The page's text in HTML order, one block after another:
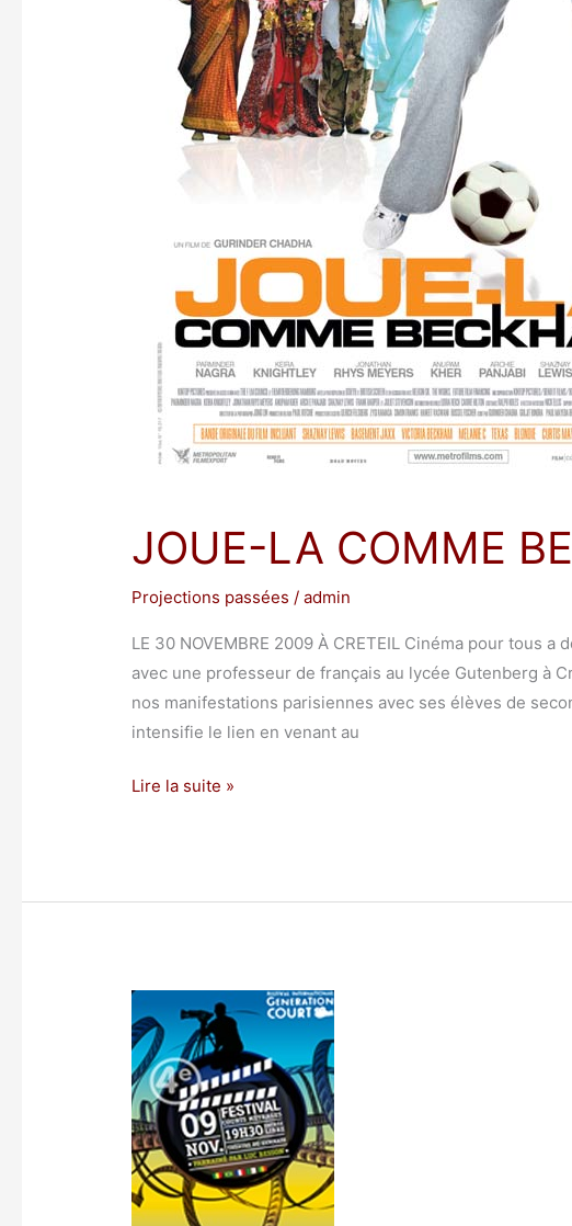
JOUE-LA COMME
Projections passées /admin
LE 30 NOVEMBRE 2009 À CRETEIL Cinéma pour tous
avec une professeur de français au lycée Gutenberg à
nos manifestations parisiennes avec ses élèves de
intensifie le lien en venant au
Lire la suite »
CINÉMA
POUR
TOUS
AU
« FESTIVAL
INTERNATIONAL
GÉNÉRATION
COURT »